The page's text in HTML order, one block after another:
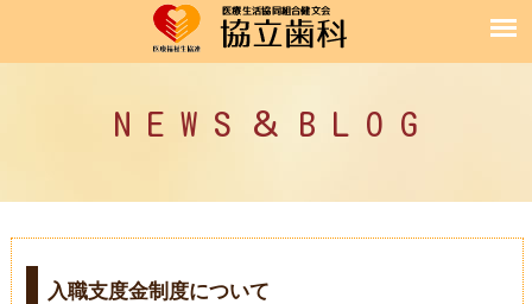
N E W S ＆ B L O G
入職支度金制度について